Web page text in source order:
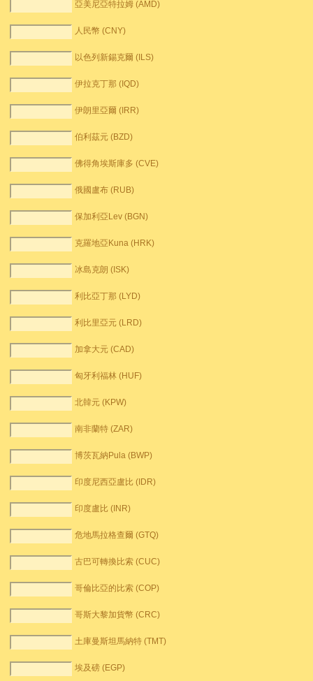
亞美尼亞特拉姆 (AMD)
人民幣 (CNY)
以色列新錫克爾 (ILS)
伊拉克丁那 (IQD)
伊朗里亞爾 (IRR)
伯利茲元 (BZD)
佛得角埃斯庫多 (CVE)
俄國盧布 (RUB)
保加利亞Lev (BGN)
克羅地亞Kuna (HRK)
冰島克朗 (ISK)
利比亞丁那 (LYD)
利比里亞元 (LRD)
加拿大元 (CAD)
匈牙利福林 (HUF)
北韓元 (KPW)
南非蘭特 (ZAR)
博茨瓦納Pula (BWP)
印度尼西亞盧比 (IDR)
印度盧比 (INR)
危地馬拉格查爾 (GTQ)
古巴可轉換比索 (CUC)
哥倫比亞的比索 (COP)
哥斯大黎加貨幣 (CRC)
土庫曼斯坦馬納特 (TMT)
埃及磅 (EGP)